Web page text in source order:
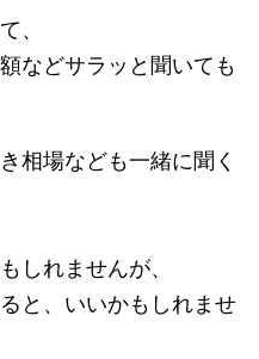
、
などサラッと聞いても
相場なども一緒に聞く
しれませんが、
と、いいかもしれませ